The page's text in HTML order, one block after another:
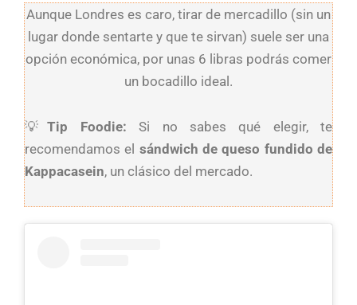
Aunque Londres es caro, tirar de mercadillo (sin un
lugar donde sentarte y que te sirvan) suele ser una
opción económica, por unas 6 libras podrás comer
un bocadillo ideal.
💡Tip Foodie:Si no sabes qué elegir, te
recomendamos el sándwich de queso fundido de
Kappacasein, un clásico del mercado.